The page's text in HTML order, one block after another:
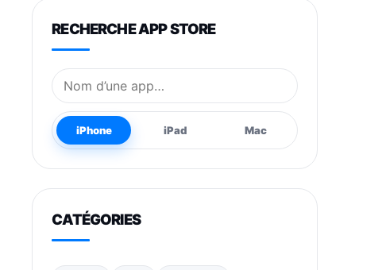
RECHERCHE APP STORE
Nom de l’application
iPhone iPad Mac
CATÉGORIES